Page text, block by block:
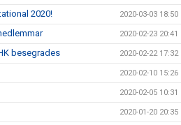
2020! 2020-03-03 18:50
2020-02-23 20:41
besegrades 2020-02-22 17:32
2020-02-10 15:26
2020-02-05 10:31
2020-01-20 20:35